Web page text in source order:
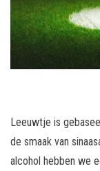
Leeuwtje is
de smaak van
alcohol hebben we